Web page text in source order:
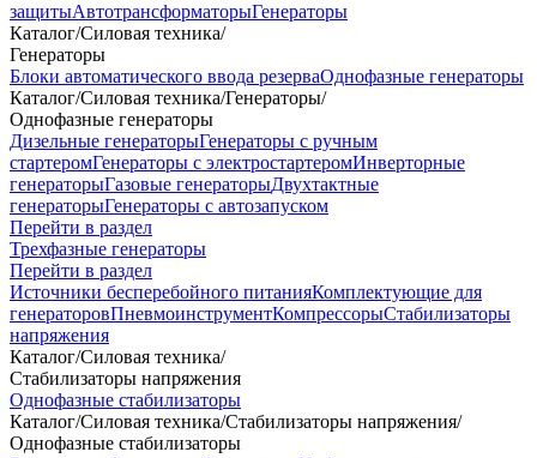
защитыАвтотрансформаторыГенераторы
Каталог/Силовая техника/
Генераторы
Блоки автоматического ввода резерваОднофазные генераторы
Каталог/Силовая техника/Генераторы/
Однофазные генераторы
Дизельные генераторыГенераторы с ручным
стартеромГенераторы с электростартеромИнверторные
генераторыГазовые генераторыДвухтактные
генераторыГенераторы с автозапуском
Перейти в раздел
Трехфазные генераторы
Перейти в раздел
Источники бесперебойного питанияКомплектующие для
генераторовПневмоинструментКомпрессорыСтабилизаторы
напряжения
Каталог/Силовая техника/
Стабилизаторы напряжения
Однофазные стабилизаторы
Каталог/Силовая техника/Стабилизаторы напряжения/
Однофазные стабилизаторы